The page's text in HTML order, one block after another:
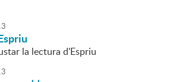
la lectura d'Espriu